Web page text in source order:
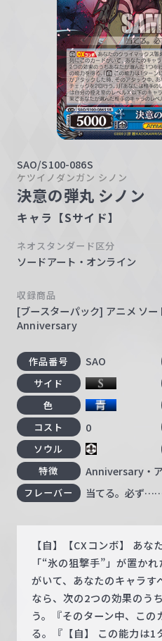
SAO/S100-086S
ケツイノダンガン シノン
決意の弾丸 シノン
キャラ【Sサイド】
ネオスタンダード区分
ソードアート・オンライン
収録商品
[ブースターパック] アニメ ソ
Anniversary
作品番号 SAO
サイド
色
コスト 0
ソウル
特徴 Anniversary・
フレーバー 当てる。必ず
【自】【CXコンボ】 あな
「“氷の狙撃手”」が置か
がいて、あなたのキャラ
なら、次の2つの効果のう
う。『そのターン中、こ
る。『【自】 この能力は1